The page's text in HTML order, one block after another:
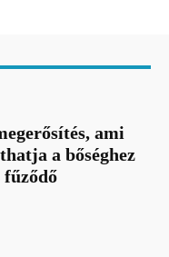
ami
a bőséghez
fűződő